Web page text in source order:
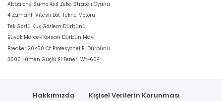
Abbalone Sumo Akil Zeka Strateji Oyunu
4 Zamanlı Vitesli Bot-Tekne Motoru
Tek Gözlü Kuş Gözlem Dürbünü
Büyük Mercek Korsan Dürbün Mavi
Breaker 20×50 Ct Profesyonel El Dürbünü
3000 Lümen Güçlü El Feneri Wt-604
Hakkımızda
Kişisel Verilerin Korunması